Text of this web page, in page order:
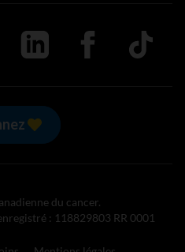
Instagram
nous sur Youtube
Suivez nous sur LinkedIn
Suivez nous sur
TikTok
du cancer.
: 118829803 RR 0001